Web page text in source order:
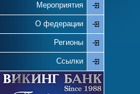
Мероприятия
О федерации
Регионы
Ссылки